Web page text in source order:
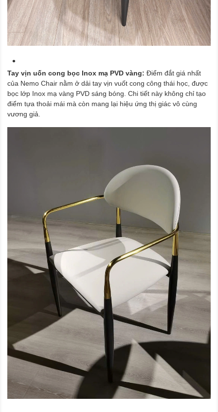
Tay vịn uốn cong bọc Inox mạ PVD vàng: Điểm đắt giá nhất
của Nemo Chair nằm ở dải tay vịn vuốt cong công thái học, được
bọc lớp Inox mạ vàng PVD sáng bóng. Chi tiết này không chỉ tạo
điểm tựa thoải mái mà còn mang lại hiệu ứng thị giác vô cùng
vương giả.